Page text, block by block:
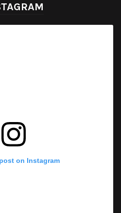
on Instagram